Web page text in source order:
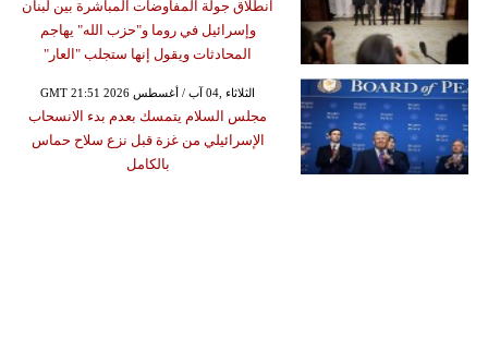
انطلاق جولة المفاوضات المباشرة بين لبنان
وإسرائيل في روما و"حزب الله" يهاجم
المحادثات ويقول إنها ستجلب "العار"
GMT 21:51 2026 الثلاثاء ,04 آب / أغسطس
مجلس السلام يتمسك بعدم بدء الانسحاب
الإسرائيلي من غزة قبل نزع سلاح حماس
بالكامل